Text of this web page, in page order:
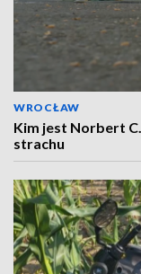
WROCŁAW
Kim jest Norbert
strachu